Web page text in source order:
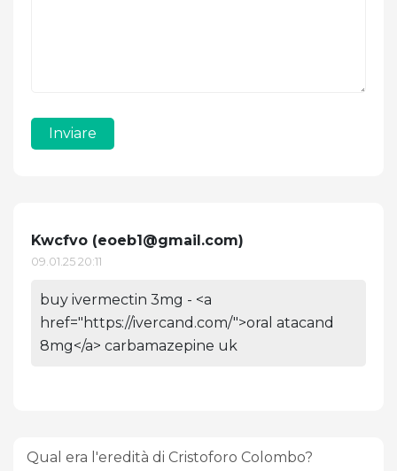
Inviare
Kwcfvo (eoeb1@gmail.com)
09.01.25 20:11
buy ivermectin 3mg - <a
href="https://ivercand.com/">oral atacand
8mg</a> carbamazepine uk
Qual era l'eredità di Cristoforo Colombo?